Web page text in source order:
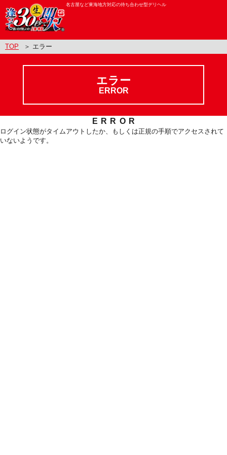
名古屋など東海地方対応の待ち合わせ型デリヘル
TOP ＞ エラー
エラー
ERROR
ERROR
ログイン状態がタイムアウトしたか、もしくは正規の手順でアクセスされて
いないようです。